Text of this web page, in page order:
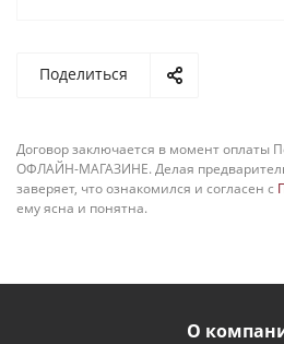
Поделиться
Договор заключается в момент оплаты
ОФЛАЙН-МАГАЗИНЕ. Делая
заверяет, что ознакомился и согласен с
ему ясна и понятна.
О